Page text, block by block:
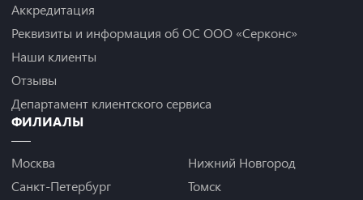
Аккредитация
Реквизиты и информация об ОС ООО «Серконс»
Наши клиенты
Отзывы
Департамент клиентского сервиса
ФИЛИАЛЫ
Москва
Санкт-Петербург
Нижний Новгород
Томск